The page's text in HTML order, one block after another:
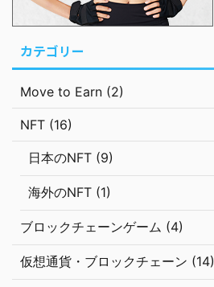
カテゴリー
Move to Earn (2)
NFT (16)
日本のNFT (9)
海外のNFT (1)
ブロックチェーンゲーム (4)
仮想通貨・ブロックチェーン (14)